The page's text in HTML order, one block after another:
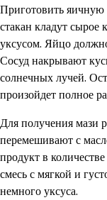
Приготовить
стакан кладут сырое
уксусом. Яйцо
Сосуд накрывают
солнечных лучей.
произойдет полное
Для получения мази
перемешивают с
продукт в
смесь с мягкой и
немного уксуса.